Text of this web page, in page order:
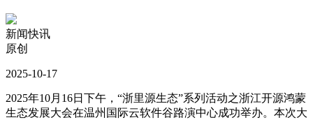
新闻快讯
原创
2025-10-17
2025年10月16日下午，“浙里源生态”系列活动之浙江开源鸿蒙
生态发展大会在温州国际云软件谷路演中心成功举办。本次大